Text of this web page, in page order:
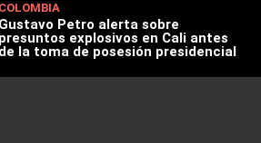
COLOMBIA
Gustavo Petro alerta sobre
presuntos explosivos en Cali antes
de la toma de posesión presidencial